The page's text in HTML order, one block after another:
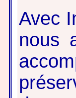
Avec
nous